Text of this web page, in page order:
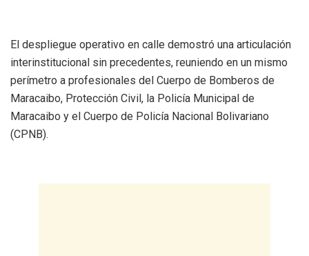
El despliegue operativo en calle demostró una articulación
interinstitucional sin precedentes, reuniendo en un mismo
perímetro a profesionales del Cuerpo de Bomberos de
Maracaibo, Protección Civil, la Policía Municipal de
Maracaibo y el Cuerpo de Policía Nacional Bolivariano
(CPNB).